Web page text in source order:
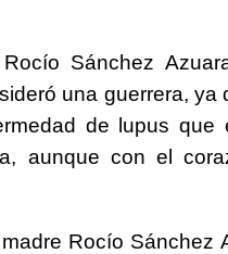
Sánchez
una guerrera, ya
de lupus que
aunque con el
Rocío Sánchez